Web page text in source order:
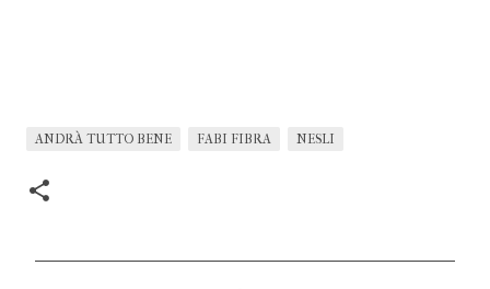
ANDRÀ TUTTO BENE FABI FIBRA NESLI